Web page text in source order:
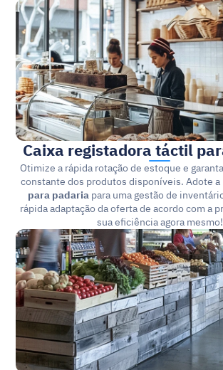
Caixa registadora táctil
Otimize a rápida rotação de estoque e
constante dos produtos disponíveis. Adote a
para padaria para uma gestão de
rápida adaptação da oferta de acordo com a
sua eficiência agora mesmo!